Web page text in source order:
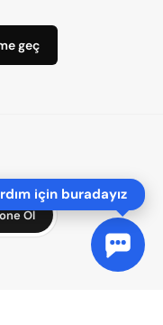
geç
Ol
için buradayız